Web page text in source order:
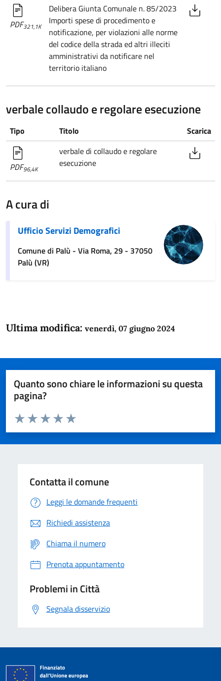
PDF321,1K
Delibera Giunta Comunale n. 85/2023
Importi spese di procedimento e
notificazione, per violazioni alle norme
del codice della strada ed altri illeciti
amministrativi da notificare nel
territorio italiano
verbale collaudo e regolare esecuzione
Tipo Titolo Scarica
PDF96,4K
verbale di collaudo e regolare
esecuzione
A cura di
Ufficio Servizi Demografici
Comune di Palù - Via Roma, 29 - 37050
Palù (VR)
Ultima modifica: venerdì, 07 giugno 2024
Quanto sono chiare le informazioni su questa
pagina?
Domanda
Valuta da 1 a 5 stelle la pagina
Valuta 5 stelle su 5
Valuta 4 stelle su 5
Valuta 3 stelle su 5
Valuta 2 stelle su 5
Valuta 1 stelle su 5
Contatta il comune
Leggi le domande frequenti
Richiedi assistenza
Chiama il numero
Prenota appuntamento
Problemi in Città
Segnala disservizio